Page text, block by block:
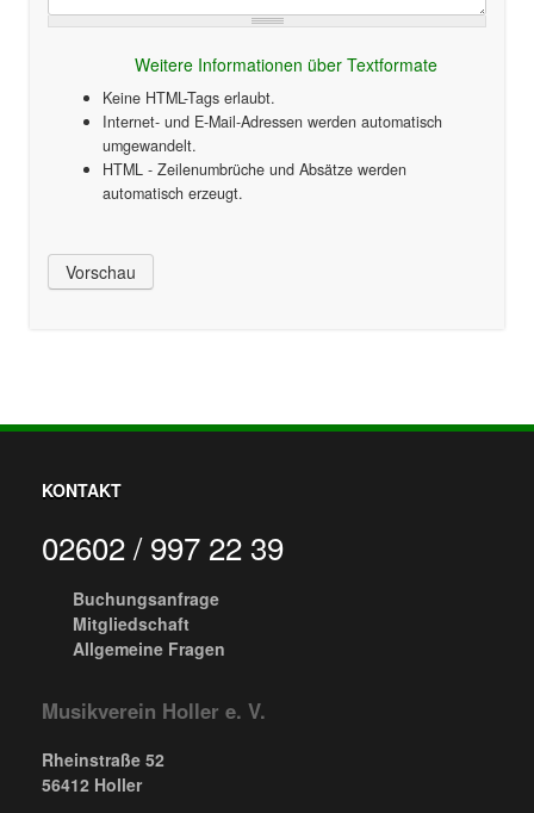
Weitere Informationen über Textformate
Keine HTML-Tags erlaubt.
Internet- und E-Mail-Adressen werden automatisch
umgewandelt.
HTML - Zeilenumbrüche und Absätze werden
automatisch erzeugt.
KONTAKT
02602 / 997 22 39
Buchungsanfrage
Mitgliedschaft
Allgemeine Fragen
Musikverein Holler e. V.
Rheinstraße 52
56412 Holler